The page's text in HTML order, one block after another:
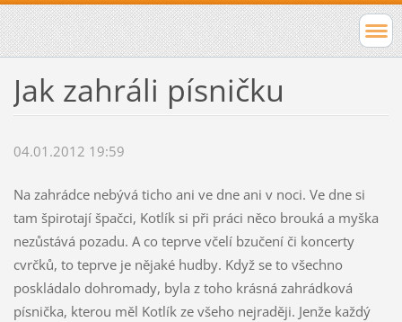
Jak zahráli písničku
04.01.2012 19:59
Na zahrádce nebývá ticho ani ve dne ani v noci. Ve dne si
tam špirotají špačci, Kotlík si při práci něco brouká a myška
nezůstává pozadu. A co teprve včelí bzučení či koncerty
cvrčků, to teprve je nějaké hudby. Když se to všechno
poskládalo dohromady, byla z toho krásná zahrádková
písnička, kterou měl Kotlík ze všeho nejraději. Jenže každý